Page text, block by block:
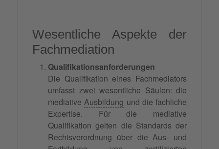
Wesentliche Aspekte der
Fachmediation
Qualifikationsanforderungen
Die Qualifikation eines Fachmediators
umfasst zwei wesentliche Säulen: die
mediativeAusbildung und die fachliche
Expertise. Für die mediative
Qualifikation gelten die Standards der
Rechtsverordnung über die Aus- und